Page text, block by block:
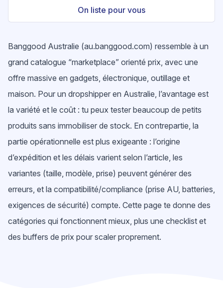
On liste pour vous
Banggood Australie (au.banggood.com) ressemble à un
grand catalogue “marketplace” orienté prix, avec une
offre massive en gadgets, électronique, outillage et
maison. Pour un dropshipper en Australie, l’avantage est
la variété et le coût : tu peux tester beaucoup de petits
produits sans immobiliser de stock. En contrepartie, la
partie opérationnelle est plus exigeante : l’origine
d’expédition et les délais varient selon l’article, les
variantes (taille, modèle, prise) peuvent générer des
erreurs, et la compatibilité/compliance (prise AU, batteries,
exigences de sécurité) compte. Cette page te donne des
catégories qui fonctionnent mieux, plus une checklist et
des buffers de prix pour scaler proprement.